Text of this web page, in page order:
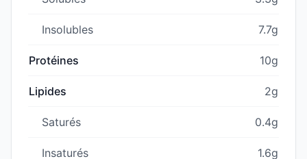
Insolubles 7.7g
Protéines 10g
Lipides 2g
Saturés 0.4g
Insaturés 1.6g